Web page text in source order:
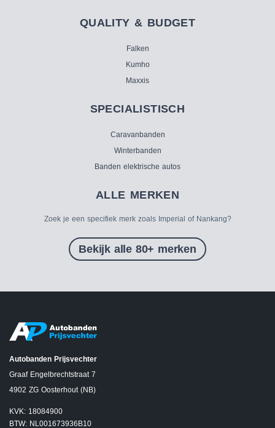
QUALITY & BUDGET
Falken
Kumho
Maxxis
SPECIALISTISCH
Caravanbanden
Winterbanden
Banden elektrische autos
ALLE MERKEN
Zoek je een specifiek merk zoals Imperial of Nankang?
Bekijk alle 80+ merken
Autobanden Prijsvechter
Graaf Engelbrechtstraat 7
4902 ZG Oosterhout (NB)
KVK: 18084900
BTW: NL001673936B10